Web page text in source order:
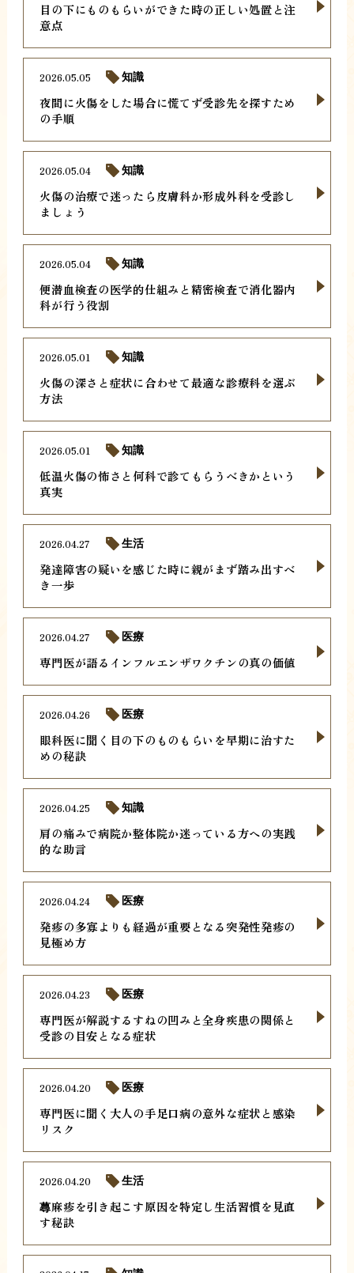
目の下にものもらいができた時の正しい処置と注
意点
夜間に火傷をした場合に慌てず受診先を探すため
の手順
2026.05.05 知識
火傷の治療で迷ったら皮膚科か形成外科を受診し
ましょう
2026.05.04 知識
便潜血検査の医学的仕組みと精密検査で消化器内
科が行う役割
2026.05.04 知識
火傷の深さと症状に合わせて最適な診療科を選ぶ
方法
2026.05.01 知識
低温火傷の怖さと何科で診てもらうべきかという
真実
2026.05.01 知識
発達障害の疑いを感じた時に親がまず踏み出すべ
き一歩
2026.04.27 生活
専門医が語るインフルエンザワクチンの真の価値
2026.04.27 医療
眼科医に聞く目の下のものもらいを早期に治すた
めの秘訣
2026.04.26 医療
肩の痛みで病院か整体院か迷っている方への実践
的な助言
2026.04.25 知識
発疹の多寡よりも経過が重要となる突発性発疹の
見極め方
2026.04.24 医療
専門医が解説するすねの凹みと全身疾患の関係と
受診の目安となる症状
2026.04.23 医療
専門医に聞く大人の手足口病の意外な症状と感染
リスク
2026.04.20 医療
蕁麻疹を引き起こす原因を特定し生活習慣を見直
す秘訣
2026.04.20 生活